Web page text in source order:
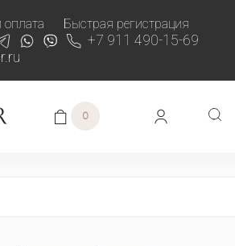
оплата Быстрая регистрация
+7 911 490-15-69
0